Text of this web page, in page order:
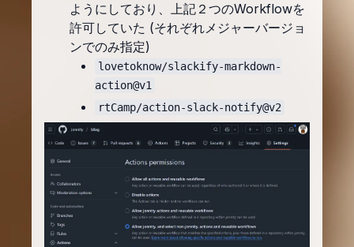
ようにしており、上記２つのWorkflowを
許可していた (それぞれメジャーバージョ
ンでのみ指定)
lovetoknow/slackify-markdown-
action@v1
rtCamp/action-slack-notify@v2